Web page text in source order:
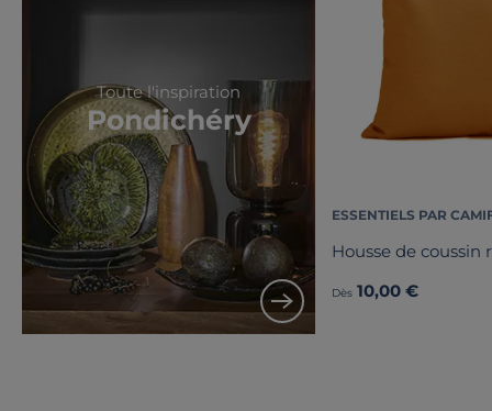
Toute l'inspiration
Pondichéry
ESSENTIELS PAR
Housse de coussin
Dès 10,00 €